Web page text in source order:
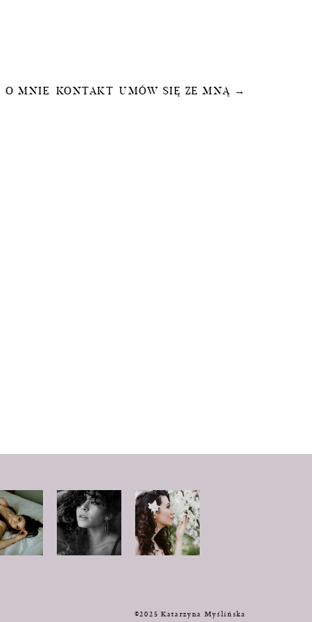
O MNIE KONTAKT UMÓW SIĘ ZE MNĄ →
©2025 Katarzyna Myślińska